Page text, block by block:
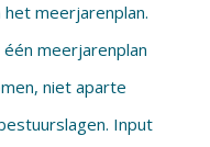
meerjarenplan.
meerjarenplan
niet aparte
Input